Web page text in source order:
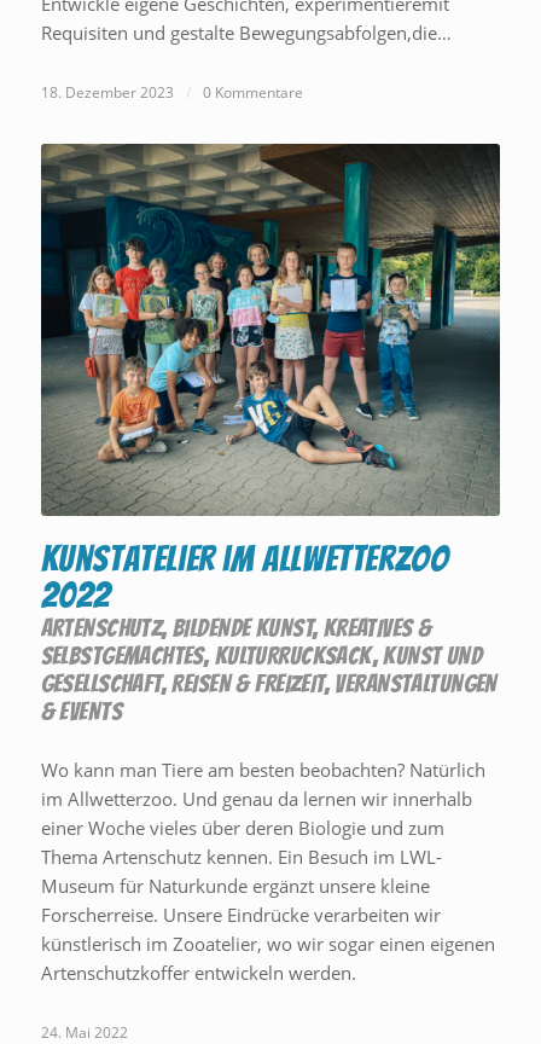
Requisiten und gestalte Bewegungsabfolgen,die…
18. Dezember 2023 / 0 Kommentare
Kunstatelier im Allwetterzoo
2022
ARTENSCHUTZ,BILDENDE KUNST, KREATIVES &
SELBSTGEMACHTES, KULTURRUCKSACK,KUNST UND
GESELLSCHAFT,REISEN & FREIZEIT, VERANSTALTUNGEN
& EVENTS
Wo kann man Tiere am besten beobachten? Natürlich
im Allwetterzoo. Und genau da lernen wir innerhalb
einer Woche vieles über deren Biologie und zum
Thema Artenschutz kennen. Ein Besuch im LWL-
Museum für Naturkunde ergänzt unsere kleine
Forscherreise. Unsere Eindrücke verarbeiten wir
künstlerisch im Zooatelier, wo wir sogar einen eigenen
Artenschutzkoffer entwickeln werden.
24. Mai 2022